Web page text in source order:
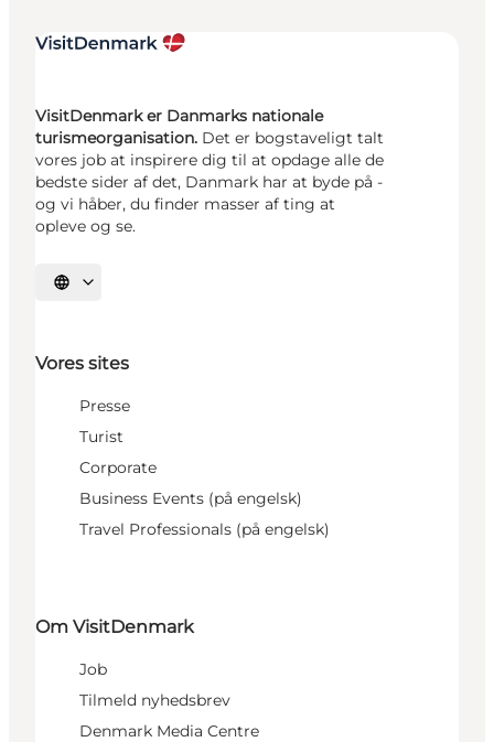
VisitDenmark er Danmarks nationale
turismeorganisation. Det er bogstaveligt talt
vores job at inspirere dig til at opdage alle de
bedste sider af det, Danmark har at byde på -
og vi håber, du finder masser af ting at
opleve og se.
Vælg sprog
Vores sites
Presse
Turist
Corporate
Business Events (på engelsk)
Travel Professionals (på engelsk)
Om VisitDenmark
Job
Tilmeld nyhedsbrev
Denmark Media Centre